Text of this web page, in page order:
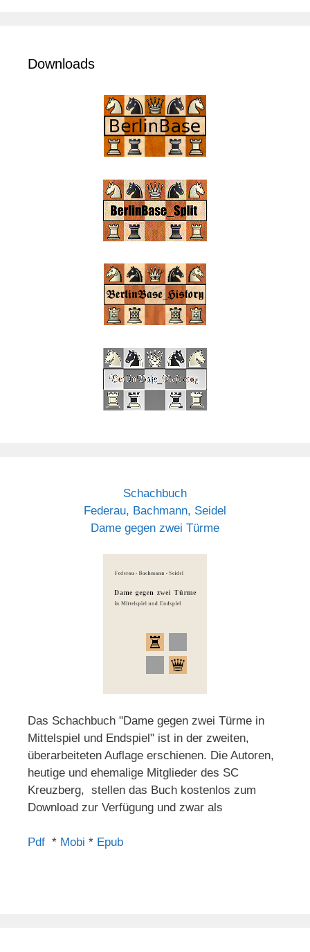
Downloads
Schachbuch
Federau, Bachmann, Seidel
Dame gegen zwei Türme
Das Schachbuch "Dame gegen zwei Türme in
Mittelspiel und Endspiel" ist in der zweiten,
überarbeiteten Auflage erschienen. Die Autoren,
heutige und ehemalige Mitglieder des SC
Kreuzberg, stellen das Buch kostenlos zum
Download zur Verfügung und zwar als
Pdf * Mobi * Epub